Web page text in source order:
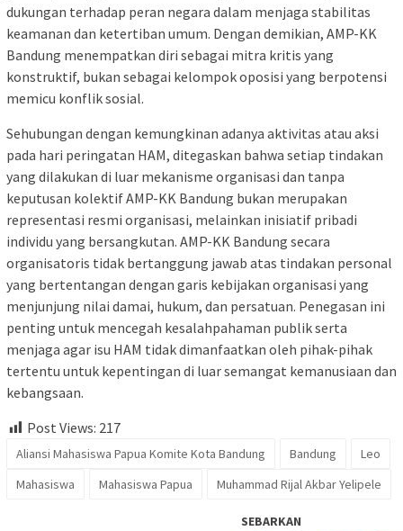
dukungan terhadap peran negara dalam menjaga stabilitas
keamanan dan ketertiban umum. Dengan demikian, AMP-KK
Bandung menempatkan diri sebagai mitra kritis yang
konstruktif, bukan sebagai kelompok oposisi yang berpotensi
memicu konflik sosial.
Sehubungan dengan kemungkinan adanya aktivitas atau aksi
pada hari peringatan HAM, ditegaskan bahwa setiap tindakan
yang dilakukan di luar mekanisme organisasi dan tanpa
keputusan kolektif AMP-KK Bandung bukan merupakan
representasi resmi organisasi, melainkan inisiatif pribadi
individu yang bersangkutan. AMP-KK Bandung secara
organisatoris tidak bertanggung jawab atas tindakan personal
yang bertentangan dengan garis kebijakan organisasi yang
menjunjung nilai damai, hukum, dan persatuan. Penegasan ini
penting untuk mencegah kesalahpahaman publik serta
menjaga agar isu HAM tidak dimanfaatkan oleh pihak-pihak
tertentu untuk kepentingan di luar semangat kemanusiaan dan
kebangsaan.
Post Views: 217
Aliansi Mahasiswa Papua Komite Kota Bandung Bandung
Leo
Mahasiswa
Mahasiswa Papua Muhammad Rijal Akbar Yelipele
SEBARKAN